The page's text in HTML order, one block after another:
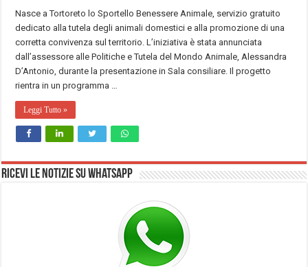
Nasce a Tortoreto lo Sportello Benessere Animale, servizio gratuito
dedicato alla tutela degli animali domestici e alla promozione di una
corretta convivenza sul territorio. L’iniziativa è stata annunciata
dall’assessore alle Politiche e Tutela del Mondo Animale, Alessandra
D’Antonio, durante la presentazione in Sala consiliare. Il progetto
rientra in un programma …
Leggi Tutto »
Ricevi le notizie su Whatsapp